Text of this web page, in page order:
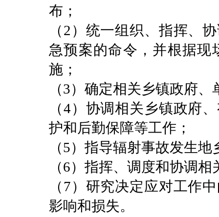
布；
（2）统一组织、指挥、
急预案的命令，并根据现
施；
（3）确定相关乡镇政府
（4）协调相关乡镇政府
护和后勤保障等工作；
（5）指导辐射事故发生
（6）指挥、调度和协调
（7）研究决定应对工作
影响和损失。